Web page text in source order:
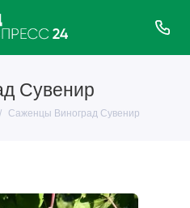
Сувенир
Саженцы Виноград Сувенир